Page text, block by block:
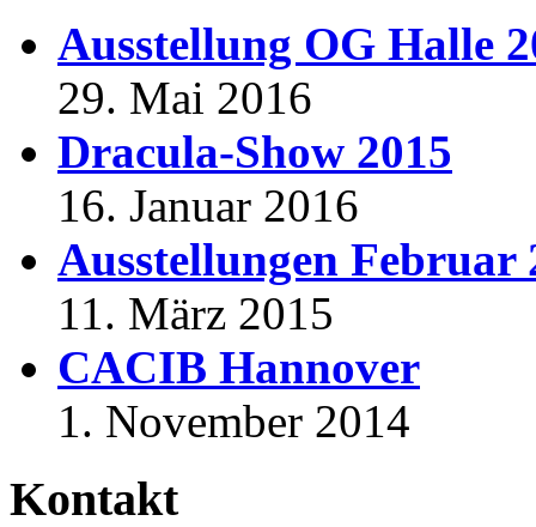
Ausstellung OG Halle
29. Mai 2016
Dracula-Show 2015
16. Januar 2016
Ausstellungen Februar
11. März 2015
CACIB Hannover
1. November 2014
Kontakt